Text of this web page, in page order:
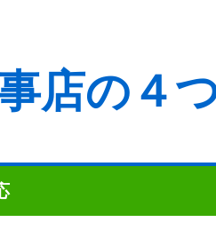
店の４